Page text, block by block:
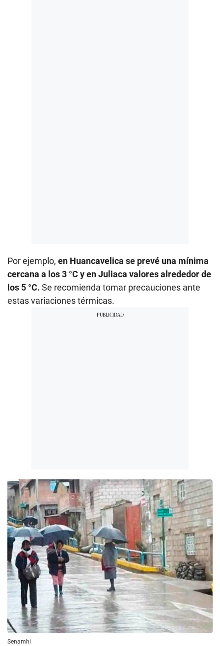
Por ejemplo, en Huancavelica se prevé una mínima
cercana a los 3 °C y en Juliaca valores alrededor de
los 5 °C. Se recomienda tomar precauciones ante
estas variaciones térmicas.
Senamhi